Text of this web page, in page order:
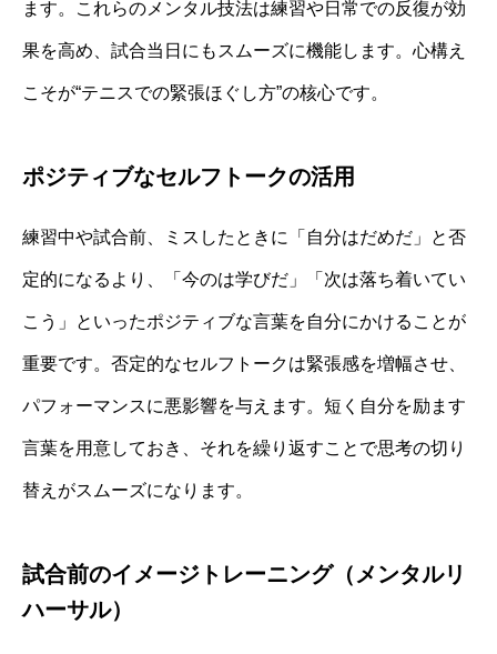
ます。これらのメンタル技法は練習や日常での反復が効
果を高め、試合当日にもスムーズに機能します。心構え
こそが“テニスでの緊張ほぐし方”の核心です。
ポジティブなセルフトークの活用
練習中や試合前、ミスしたときに「自分はだめだ」と否
定的になるより、「今のは学びだ」「次は落ち着いてい
こう」といったポジティブな言葉を自分にかけることが
重要です。否定的なセルフトークは緊張感を増幅させ、
パフォーマンスに悪影響を与えます。短く自分を励ます
言葉を用意しておき、それを繰り返すことで思考の切り
替えがスムーズになります。
試合前のイメージトレーニング（メンタルリ
ハーサル）